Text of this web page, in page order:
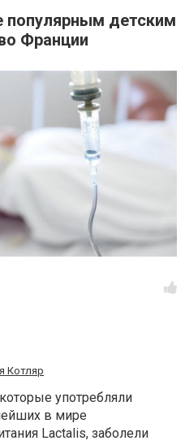
популярным детским
Франции
Котляр
употребляли
в мире
Lactalis, заболели